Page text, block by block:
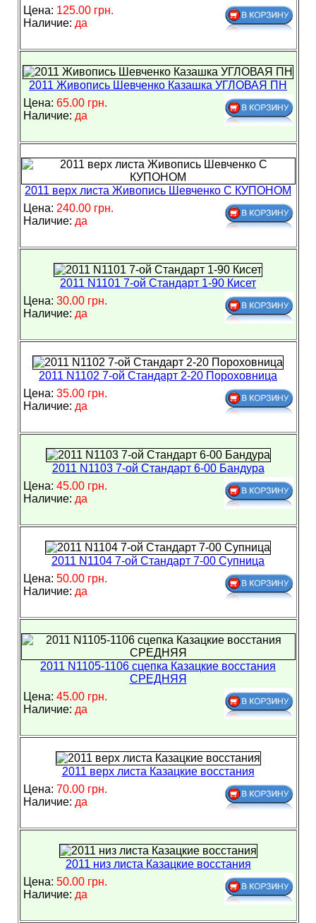
Цена: 125.00 грн.
Наличие: да
2011 Живопись Шевченко Казашка УГЛОВАЯ ПН
Цена: 65.00 грн.
Наличие: да
2011 верх листа Живопись Шевченко С КУПОНОМ
Цена: 240.00 грн.
Наличие: да
2011 N1101 7-ой Стандарт 1-90 Кисет
Цена: 30.00 грн.
Наличие: да
2011 N1102 7-ой Стандарт 2-20 Пороховница
Цена: 35.00 грн.
Наличие: да
2011 N1103 7-ой Стандарт 6-00 Бандура
Цена: 45.00 грн.
Наличие: да
2011 N1104 7-ой Стандарт 7-00 Супница
Цена: 50.00 грн.
Наличие: да
2011 N1105-1106 сцепка Казацкие восстания
СРЕДНЯЯ
Цена: 45.00 грн.
Наличие: да
2011 верх листа Казацкие восстания
Цена: 70.00 грн.
Наличие: да
2011 низ листа Казацкие восстания
Цена: 50.00 грн.
Наличие: да